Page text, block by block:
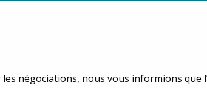
négociations, nous vous informions que